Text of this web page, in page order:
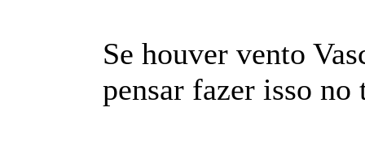
Se houver vento
pensar fazer isso